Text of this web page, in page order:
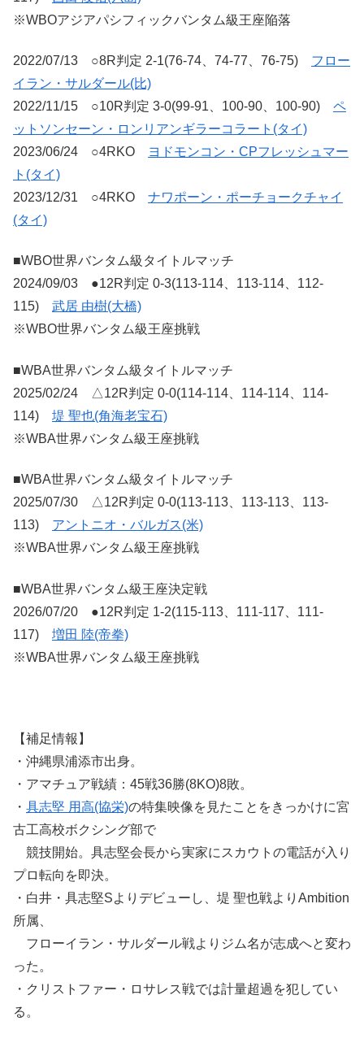
※WBOアジアパシフィックバンタム級王座陥落
2022/07/13 ○8R判定 2-1(76-74、74-77、76-75) フロー
イラン・サルダール(比)
2022/11/15 ○10R判定 3-0(99-91、100-90、100-90) ペ
ットソンセーン・ロンリアンギラーコラート(タイ)
2023/06/24 ○4RKO
ヨドモンコン・CPフレッシュマー
ト(タイ)
2023/12/31 ○4RKO ナワポーン・ポーチョークチャイ
(タイ)
■WBO世界バンタム級タイトルマッチ
2024/09/03 ●12R判定 0-3(113-114、113-114、112-
115) 武居 由樹(大橋)
※WBO世界バンタム級王座挑戦
■WBA世界バンタム級タイトルマッチ
2025/02/24 △12R判定 0-0(114-114、114-114、114-
114) 堤 聖也(角海老宝石)
※WBA世界バンタム級王座挑戦
■WBA世界バンタム級タイトルマッチ
2025/07/30 △12R判定 0-0(113-113、113-113、113-
113) アントニオ・バルガス(米)
※WBA世界バンタム級王座挑戦
■WBA世界バンタム級王座決定戦
2026/07/20 ●12R判定 1-2(115-113、111-117、111-
117) 増田 陸(帝拳)
※WBA世界バンタム級王座挑戦
【補足情報】
・沖縄県浦添市出身。
・アマチュア戦績：45戦36勝(8KO)8敗。
・ 具志堅 用高(協栄)の特集映像を見たことをきっかけに宮
古工高校ボクシング部で
競技開始。具志堅会長から実家にスカウトの電話が入り
プロ転向を即決。
・白井・具志堅Sよりデビューし、堤 聖也戦よりAmbition
所属、
フローイラン・サルダール戦よりジム名が志成へと変わ
った。
・クリストファー・ロサレス戦では計量超過を犯してい
る。